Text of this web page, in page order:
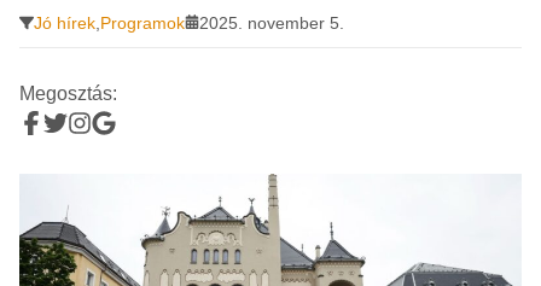
Jó hírek Programok 2025. november 5.
Megosztás: